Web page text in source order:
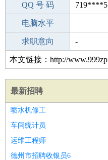
手机号码
QQ 号 码 719****5
微信号码
电脑水平
外语水平
求职意向 -
本文链接：http://
最新招聘
喷水机修工
车间统计员
运维工程师
德州市招聘收银员6